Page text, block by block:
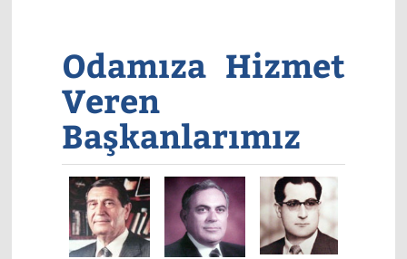
Odamıza Hizmet
Veren
Başkanlarımız